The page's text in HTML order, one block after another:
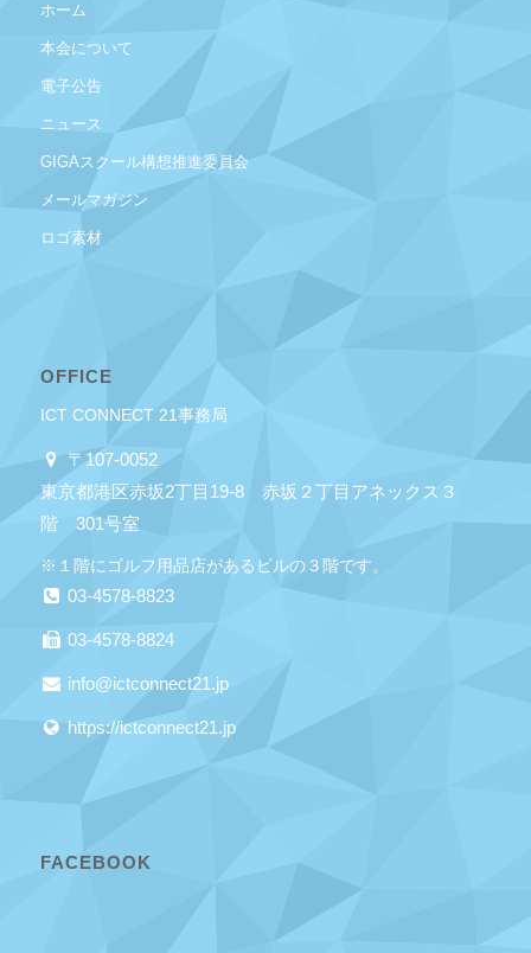
ホーム
本会について
電子公告
ニュース
GIGAスクール構想推進委員会
メールマガジン
ロゴ素材
OFFICE
ICT CONNECT 21事務局
〒107-0052
東京都港区赤坂2丁目19-8 赤坂２丁目アネックス３
階 301号室
※１階にゴルフ用品店があるビルの３階です。
03-4578-8823
03-4578-8824
info@ictconnect21.jp
https://ictconnect21.jp
FACEBOOK